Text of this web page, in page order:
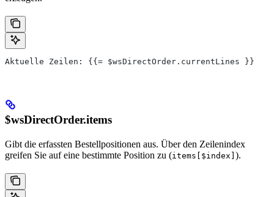
Aktuelle Zeilen: {{= $wsDirectOrder.currentLines }}
$wsDirectOrder.items
Gibt die erfassten Bestellpositionen aus. Über den Zeilenindex
greifen Sie auf eine bestimmte Position zu (items[$index] ).